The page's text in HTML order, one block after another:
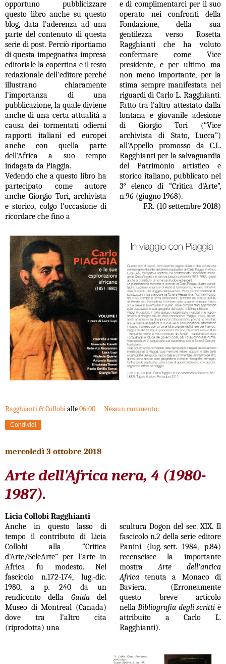
opportuno pubblicizzare
questo libro anche su questo
blog, data l'aderenza ad una
parte del contenuto di questa
serie di post. Perciò riportiamo
di questa impegnativa impresa
editoriale la copertina e il testo
redazionale dell'editore perché
illustrano chiaramente
l'importanza di una
pubblicazione, la quale diviene
anche di una certa attualità a
causa dei tormentati odierni
rapporti italiani ed europei
anche con quella parte
dell'Africa a suo tempo
indagata da Piaggia.
Vedendo che a questo libro ha
partecipato come autore
anche Giorgio Tori, archivista
e storico, colgo l'occasione di
ricordare che fino a
e di complimentarci per il suo
operato nei confronti della
Fondazione, della sua
gentilezza verso Rosetta
Ragghianti che ha voluto
confermare come Vice
presidente, e per ultimo ma
non meno importante, per la
stima sempre manifestata nei
riguardi di Carlo L. Ragghianti.
Fatto tra l'altro attestato dalla
lontana e giovanile adesione
di Giorgio Tori (“Vice
archivista di Stato, Lucca”)
all'Appello promosso da C.L.
Ragghianti per la salvaguardia
del Patrimonio artistico e
storico italiano, pubblicato nel
3° elenco di “Critica d'Arte”,
n.96 (giugno 1968).
F.R. (10 settembre 2018)
Ragghianti & Collobialle06:00 Nessun commento:
Condividi
mercoledì 3 ottobre 2018
Arte dell'Africa nera, 4 (1980-
1987).
Licia Collobi Ragghianti
Anche in questo lasso di
tempo il contributo di Licia
Collobi alla “Critica
d'Arte/SeleArte” per l'arte in
Africa fu modesto. Nel
fascicolo n.172-174, lug.-dic.
1980, a p. 240 da un
rendiconto della Guidadel
Museo di Montreal (Canada)
dove tra l'altro cita
(riprodotta) una
scultura Dogon del sec. XIX. Il
fascicolo n.2 della serie editore
Panini (lug.-sett. 1984, p.84)
recenscisce la importante
mostraArte dell'antica
Africatenuta a Monaco di
Baviera. (Erroneamente
questo breve articolo
nellaBibliografia degli scritti è
attribuito a Carlo L.
Ragghianti).